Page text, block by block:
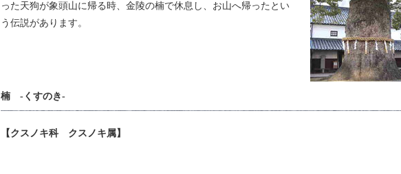
った天狗が象頭山に帰る時、金陵の楠で休息し、お山へ帰ったとい
う伝説があります。
楠 -くすのき-
【クスノキ科 クスノキ属】